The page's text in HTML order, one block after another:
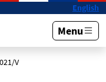
English
Menu
V